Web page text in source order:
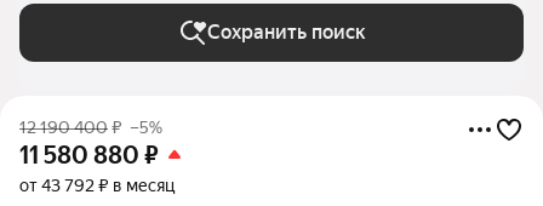
Сохранить поиск
12 190 400₽ –5%
11 580 880 ₽
от 43 792 ₽ в месяц